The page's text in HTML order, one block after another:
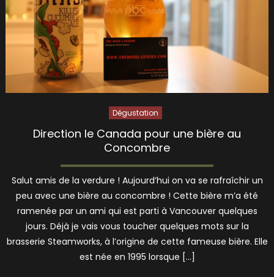
Dégustation
Direction le Canada pour une bière au
Concombre
Salut amis de la verdure ! Aujourd’hui on va se rafraîchir un
peu avec une bière au concombre ! Cette bière m’a été
ramenée par un ami qui est parti à Vancouver quelques
jours. Déjà je vais vous toucher quelques mots sur la
brasserie Steamworks, à l’origine de cette fameuse bière. Elle
est née en 1995 lorsque […]